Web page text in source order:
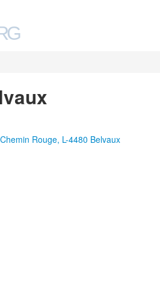
Rouge, L-4480 Belvaux